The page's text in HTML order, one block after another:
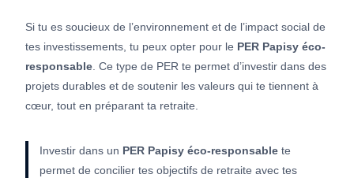
Si tu es soucieux de l’environnement et de l’impact social de
tes investissements, tu peux opter pour le PER Papisy éco-
responsable . Ce type de PER te permet d’investir dans des
projets durables et de soutenir les valeurs qui te tiennent à
cœur, tout en préparant ta retraite.
Investir dans un PER Papisy éco-responsable te
permet de concilier tes objectifs de retraite avec tes